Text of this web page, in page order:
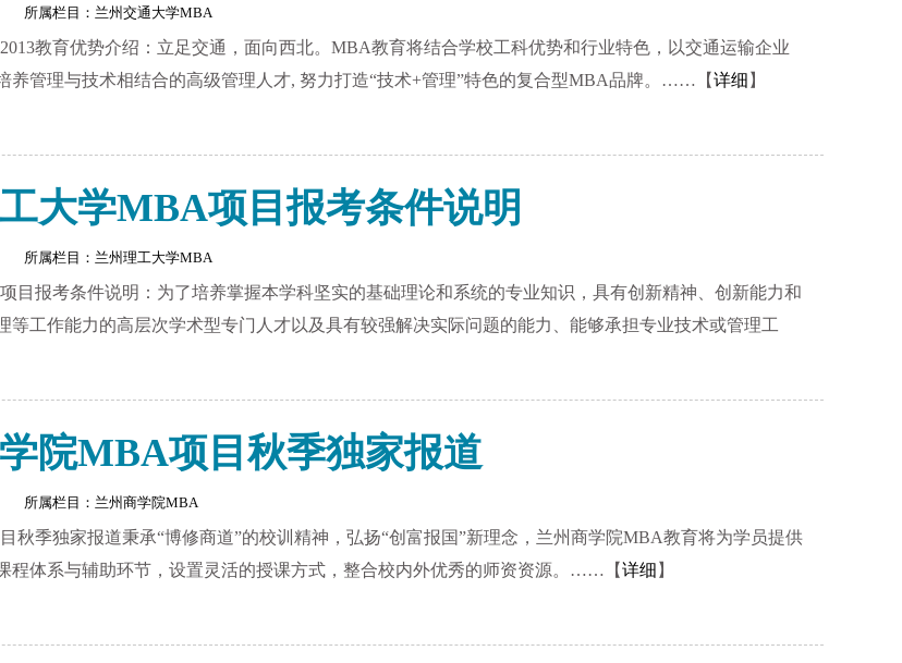
所属栏目： 兰州交通大学MBA
教育优势介绍：立足交通，面向西北。MBA教育将结合学校工科优势和行业特色，以交通运输企业
养管理与技术相结合的高级管理人才, 努力打造“技术+管理”特色的复合型MBA品牌。……【详细 】
大学MBA项目报考条件说明
所属栏目： 兰州理工大学MBA
目报考条件说明：为了培养掌握本学科坚实的基础理论和系统的专业知识，具有创新精神、创新能力和
等工作能力的高层次学术型专门人才以及具有较强解决实际问题的能力、能够承担专业技术或管理工
院MBA项目秋季独家报道
所属栏目： 兰州商学院MBA
秋季独家报道秉承“博修商道”的校训精神，弘扬“创富报国”新理念，兰州商学院MBA教育将为学员提供
程体系与辅助环节，设置灵活的授课方式，整合校内外优秀的师资资源。……【详细 】